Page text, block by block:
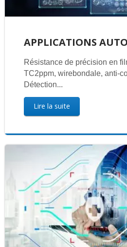
APPLICATIONS
Résistance de précision en
TC2ppm, wirebondale, anti-
Détection...
Lire la suite